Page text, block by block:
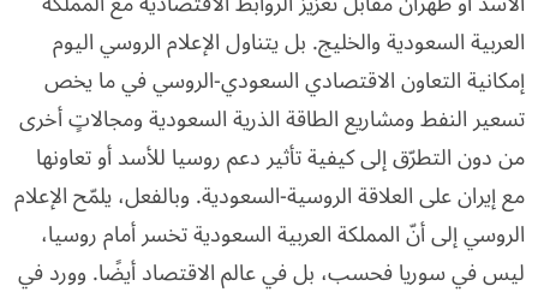
العربية السعودية والخليج. بل يتناول الإعلام الروسي اليوم
إمكانية التعاون الاقتصادي السعودي-الروسي في ما يخص
تسعير النفط ومشاريع الطاقة الذرية السعودية ومجالاتٍ أخرى
من دون التطرّق إلى كيفية تأثير دعم روسيا للأسد أو تعاونها
مع إيران على العلاقة الروسية-السعودية. وبالفعل، يلمّح الإعلام
الروسي إلى أنّ المملكة العربية السعودية تخسر أمام روسيا،
ليس في سوريا فحسب، بل في عالم الاقتصاد أيضًا. وورد في